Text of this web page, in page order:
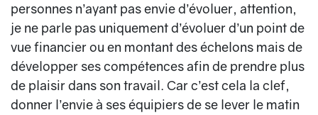
personnes n’ayant pas envie d’évoluer, attention,
je ne parle pas uniquement d’évoluer d’un point de
vue financier ou en montant des échelons mais de
développer ses compétences afin de prendre plus
de plaisir dans son travail. Car c’est cela la clef,
donner l’envie à ses équipiers de se lever le matin